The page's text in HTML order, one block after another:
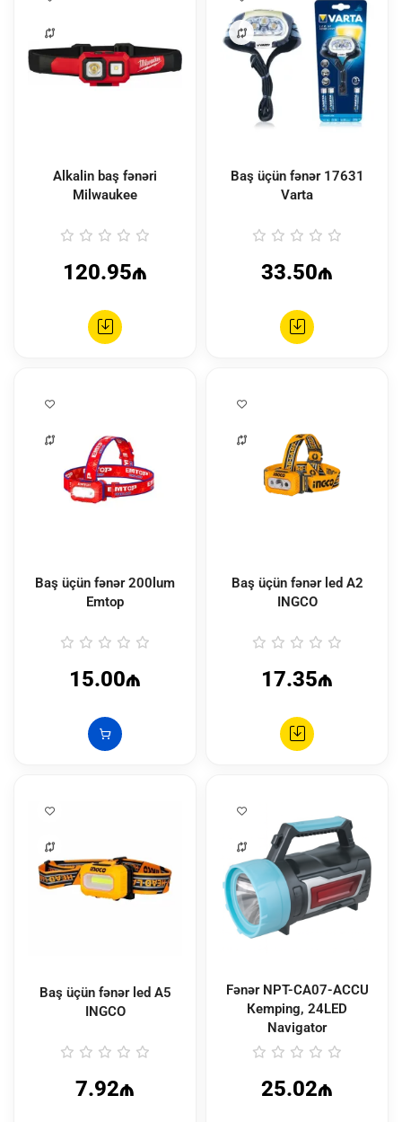
Alkalin baş fənəri
Milwaukee
120.95₼
Baş üçün fənər 17631
Varta
33.50₼
Baş üçün fənər 200lum
Emtop
15.00₼
Baş üçün fənər led A2
INGCO
17.35₼
Baş üçün fənər led A5
INGCO
7.92₼
Fənər NPT-CA07-ACCU
Кеmping, 24LED
Navigator
25.02₼